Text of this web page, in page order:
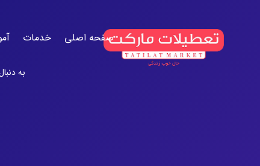
صفحه اصلی خدمات